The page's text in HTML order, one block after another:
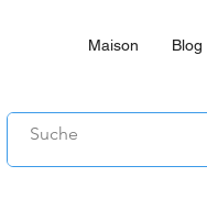
Maison Blog